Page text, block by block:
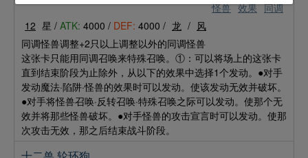
怪兽 效果 同调
12 星 / ATK: 4000 / DEF: 4000 / 龙 / 风
同调怪兽调整+2只以上调整以外的同调怪兽
这张卡只能用同调召唤来特殊召唤。①：可以将场上的这张卡
直到结束阶段为止除外，从以下的效果中选择1个发动。●对手
发动魔法·陷阱·怪兽的效果时可以发动。使该发动无效并破坏。
●对手将怪兽召唤·反转召唤·特殊召唤之际可以发动。使那个无
效并将那些怪兽破坏。●对手怪兽的攻击宣言时可以发动。使那
次攻击无效，那之后结束战斗阶段。